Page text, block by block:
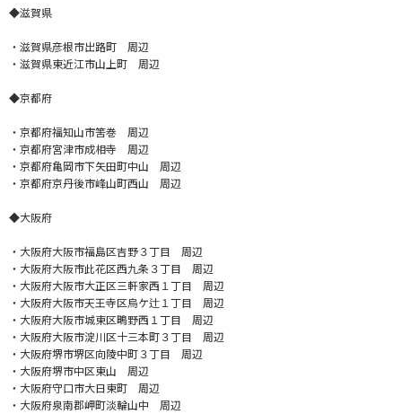
◆滋賀県
・滋賀県彦根市出路町 周辺
・滋賀県東近江市山上町 周辺
◆京都府
・京都府福知山市筈巻 周辺
・京都府宮津市成相寺 周辺
・京都府亀岡市下矢田町中山 周辺
・京都府京丹後市峰山町西山 周辺
◆大阪府
・大阪府大阪市福島区吉野３丁目 周辺
・大阪府大阪市此花区西九条３丁目 周辺
・大阪府大阪市大正区三軒家西１丁目 周辺
・大阪府大阪市天王寺区烏ケ辻１丁目 周辺
・大阪府大阪市城東区鴫野西１丁目 周辺
・大阪府大阪市淀川区十三本町３丁目 周辺
・大阪府堺市堺区向陵中町３丁目 周辺
・大阪府堺市中区東山 周辺
・大阪府守口市大日東町 周辺
・大阪府泉南郡岬町淡輪山中 周辺